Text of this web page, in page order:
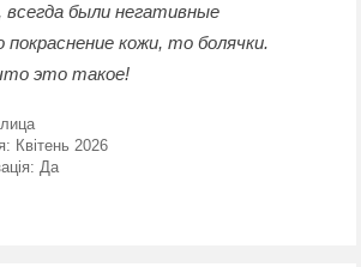
были негативные
кожи, то болячки.
это такое!
Квітень 2026
Да